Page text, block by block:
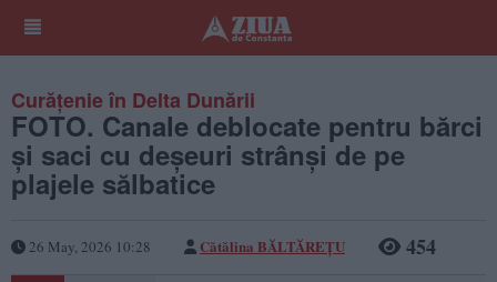
Curățenie în Delta Dunării
FOTO. Canale deblocate pentru bărci
și saci cu deșeuri strânși de pe
plajele sălbatice
26 May, 2026 10:28 Cătălina BĂLTĂREȚU 454